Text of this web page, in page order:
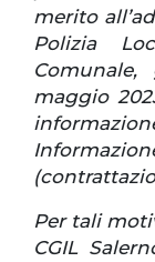
merito
Polizia
maggio
Per tali
CGIL